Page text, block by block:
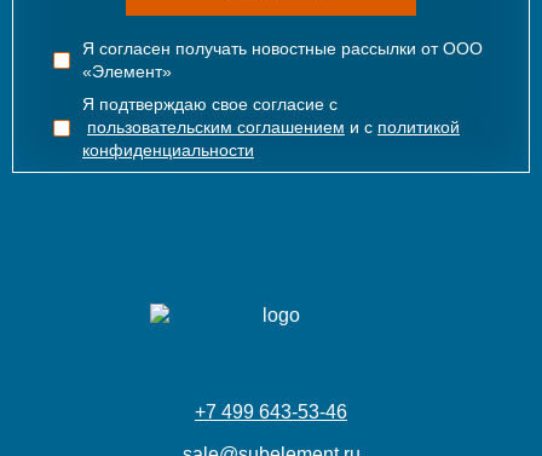
Я согласен получать новостные рассылки от ООО
«Элемент»
Я подтверждаю свое согласие с
пользовательским соглашением и с политикой
конфиденциальности
+7 499 643-53-46